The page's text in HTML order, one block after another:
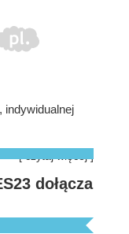
indywidualnej
dołącza